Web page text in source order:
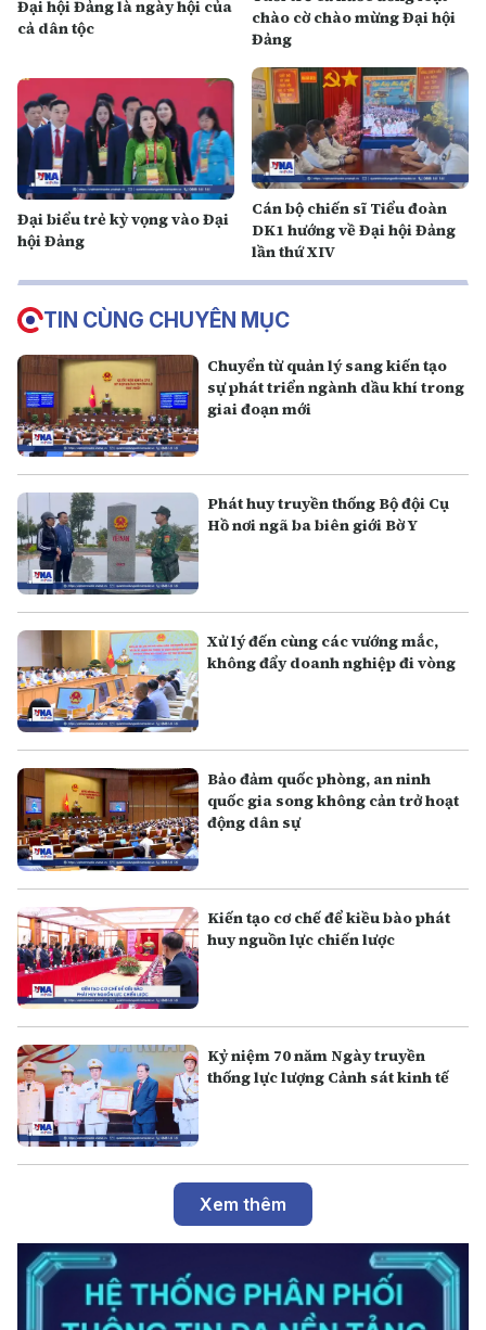
Đại hội Đảng là ngày hội của
cả dân tộc
chào cờ chào mừng Đại hội
Đảng
Đại biểu trẻ kỳ vọng vào Đại
hội Đảng
Cán bộ chiến sĩ Tiểu đoàn
DK1 hướng về Đại hội Đảng
lần thứ XIV
TIN CÙNG CHUYÊN MỤC
Chuyển từ quản lý sang kiến tạo
sự phát triển ngành dầu khí trong
giai đoạn mới
Phát huy truyền thống Bộ đội Cụ
Hồ nơi ngã ba biên giới Bờ Y
Xử lý đến cùng các vướng mắc,
không đẩy doanh nghiệp đi vòng
Bảo đảm quốc phòng, an ninh
quốc gia song không cản trở hoạt
động dân sự
Kiến tạo cơ chế để kiều bào phát
huy nguồn lực chiến lược
Kỷ niệm 70 năm Ngày truyền
thống lực lượng Cảnh sát kinh tế
Xem thêm